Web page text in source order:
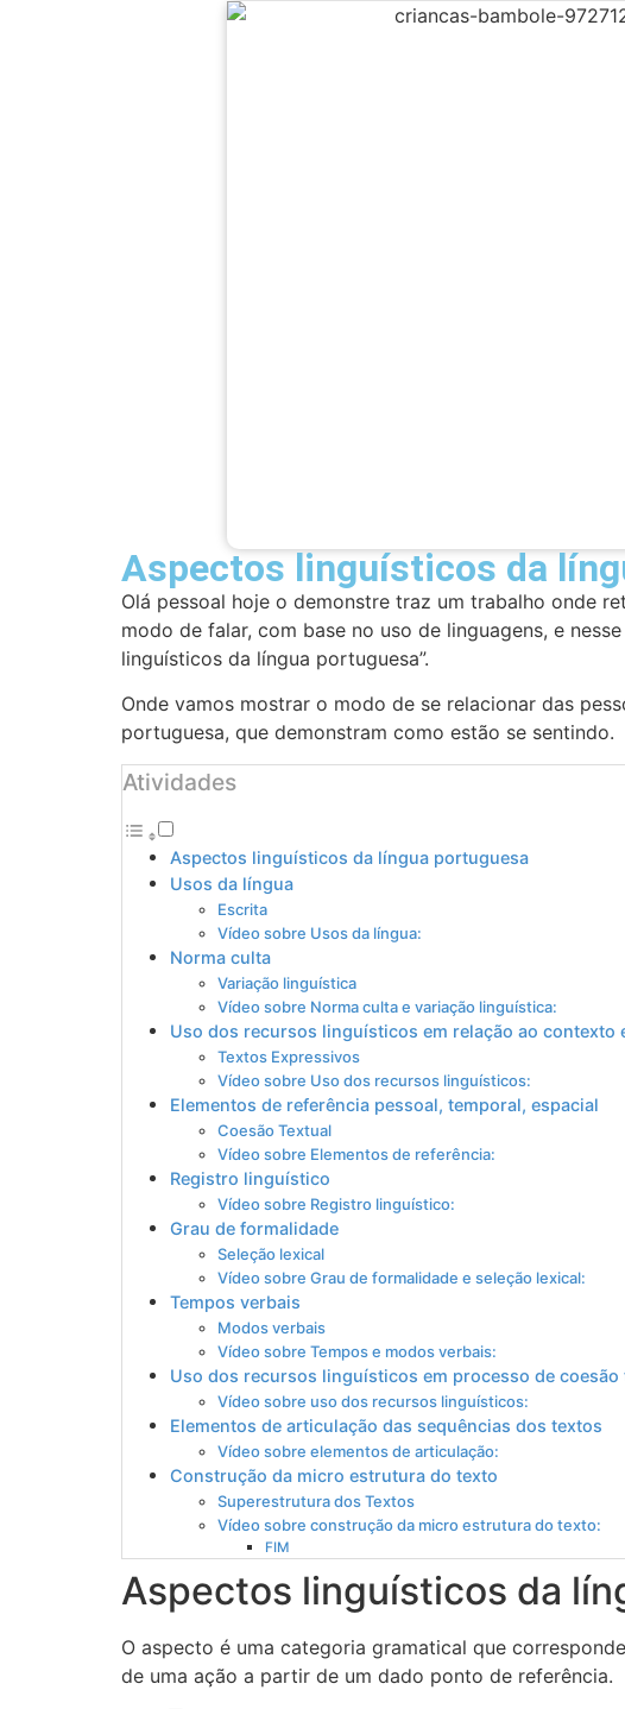
Aspectos linguísticos da
Olá pessoal hoje o demonstre traz um trabalho onde
modo de falar, com base no uso de linguagens, e
linguísticos da língua portuguesa”.
Onde vamos mostrar o modo de se relacionar das
portuguesa, que demonstram como estão se sentindo.
Atividades
Aspectos linguísticos da língua portuguesa
Usos da língua
Escrita
Vídeo sobre Usos da língua:
Norma culta
Variação linguística
Vídeo sobre Norma culta e variação linguística:
Uso dos recursos linguísticos em relação ao contexto
Textos Expressivos
Vídeo sobre Uso dos recursos linguísticos:
Elementos de referência pessoal, temporal, espacial
Coesão Textual
Vídeo sobre Elementos de referência:
Registro linguístico
Vídeo sobre Registro linguístico:
Grau de formalidade
Seleção lexical
Vídeo sobre Grau de formalidade e seleção lexical:
Tempos verbais
Modos verbais
Vídeo sobre Tempos e modos verbais:
Uso dos recursos linguísticos em processo de coesão
Vídeo sobre uso dos recursos linguísticos:
Elementos de articulação das sequências dos textos
Vídeo sobre elementos de articulação:
Construção da micro estrutura do texto
Superestrutura dos Textos
Vídeo sobre construção da micro estrutura do texto:
FIM
Aspectos linguísticos da
O aspecto é uma categoria gramatical que
de uma ação a partir de um dado ponto de referência.